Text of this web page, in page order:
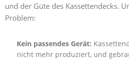
und der Güte des Kassettendecks.
Problem:
Kein passendes Gerät:
nicht mehr produziert, und